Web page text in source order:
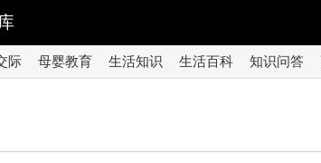
际 母婴教育 生活知识 生活百科 知识问答